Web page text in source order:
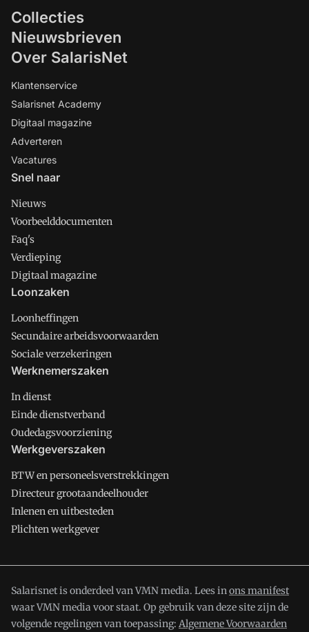
Collecties
Nieuwsbrieven
Over SalarisNet
Klantenservice
Salarisnet Academy
Digitaal magazine
Adverteren
Vacatures
Snel naar
Nieuws
Voorbeelddocumenten
Faq's
Verdieping
Digitaal magazine
Loonzaken
Loonheffingen
Secundaire arbeidsvoorwaarden
Sociale verzekeringen
Werknemerszaken
In dienst
Einde dienstverband
Oudedagsvoorziening
Werkgeverszaken
BTW en personeelsverstrekkingen
Directeur grootaandeelhouder
Inlenen en uitbesteden
Plichten werkgever
Salarisnet is onderdeel van VMN media. Lees inons manifest
waar VMN media voor staat. Op gebruik van deze site zijn de
volgende regelingen van toepassing: Algemene Voorwaarden